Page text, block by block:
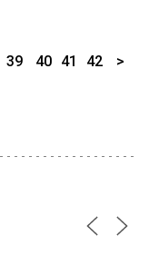
39 40 41 42 >